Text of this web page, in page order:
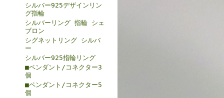
シルバー925デザインリン
グ指輪
シルバーリング 指輪 シェ
ブロン
シグネットリング シルバ
ー
シルバー925指輪リング
■ペンダント/コネクター3
個
■ペンダント/コネクター5
個